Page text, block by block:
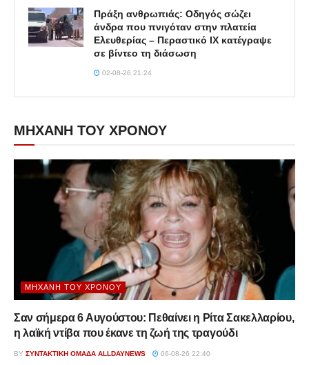
Πράξη ανθρωπιάς: Οδηγός σώζει
άνδρα που πνιγόταν στην πλατεία
Ελευθερίας – Περαστικό ΙΧ κατέγραψε
σε βίντεο τη διάσωση
02-08-26 21:24
ΜΗΧΑΝΗ ΤΟΥ ΧΡΟΝΟΥ
ΜΗΧΑΝΉ ΤΟΥ ΧΡΌΝΟΥ
Σαν σήμερα 6 Αυγούστου: Πεθαίνει η Ρίτα Σακελλαρίου,
η λαϊκή ντίβα που έκανε τη ζωή της τραγούδι
BY ΣΥΝΤΑΚΤΙΚΉ ΟΜΆΔΑ ALLDAYNEWS 06-08-26 22:40